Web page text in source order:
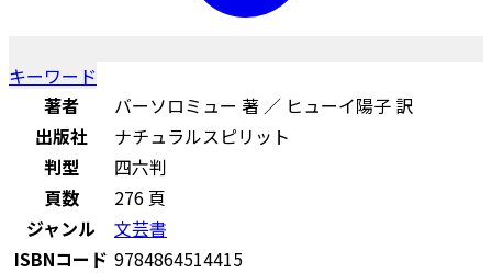
キーワード
著者
バーソロミュー 著 ／ ヒューイ陽子 訳
出版社
ナチュラルスピリット
判型
四六判
頁数
276 頁
ジャンル
文芸書
ISBNコード 9784864514415